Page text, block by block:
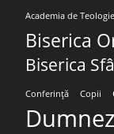
Academia de Teologie
Biserica
Biserica
Conferință Copii